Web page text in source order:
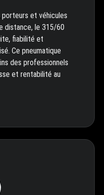
et véhicules
distance, le 315/60
fiabilité et
Ce pneumatique
des professionnels
et rentabilité au